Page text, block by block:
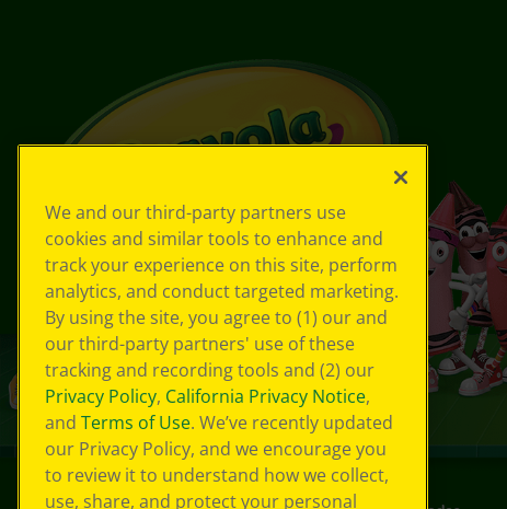
We and our third-party partners use
cookies and similar tools to enhance and
track your experience on this site, perform
analytics, and conduct targeted marketing.
By using the site, you agree to (1) our and
our third-party partners' use of these
tracking and recording tools and (2) our
Privacy Policy, California Privacy Notice,
and Terms of Use. We’ve recently updated
our Privacy Policy, and we encourage you
to review it to understand how we collect,
use, share, and protect your personal